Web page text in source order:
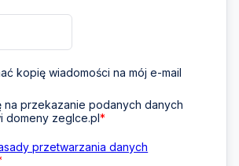
kopię wiadomości na mój e-mail
na przekazanie podanych danych
domeny zeglce.pl*
przetwarzania danych